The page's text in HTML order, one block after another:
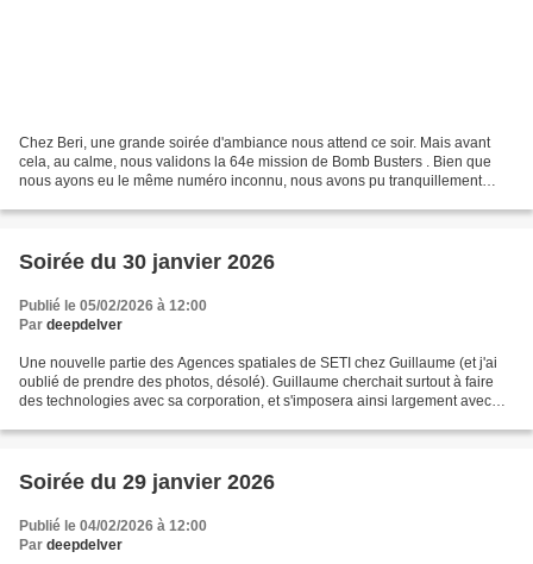
Chez Beri, une grande soirée d'ambiance nous attend ce soir. Mais avant
cela, au calme, nous validons la 64e mission de Bomb Busters . Bien que
nous ayons eu le même numéro inconnu, nous avons pu tranquillement
Soirée du 30 janvier 2026
Publié le 05/02/2026 à 12:00
Par deepdelver
Une nouvelle partie des Agences spatiales de SETI chez Guillaume (et j'ai
oublié de prendre des photos, désolé). Guillaume cherchait surtout à faire
des technologies avec sa corporation, et s'imposera ainsi largement avec
Soirée du 29 janvier 2026
Publié le 04/02/2026 à 12:00
Par deepdelver